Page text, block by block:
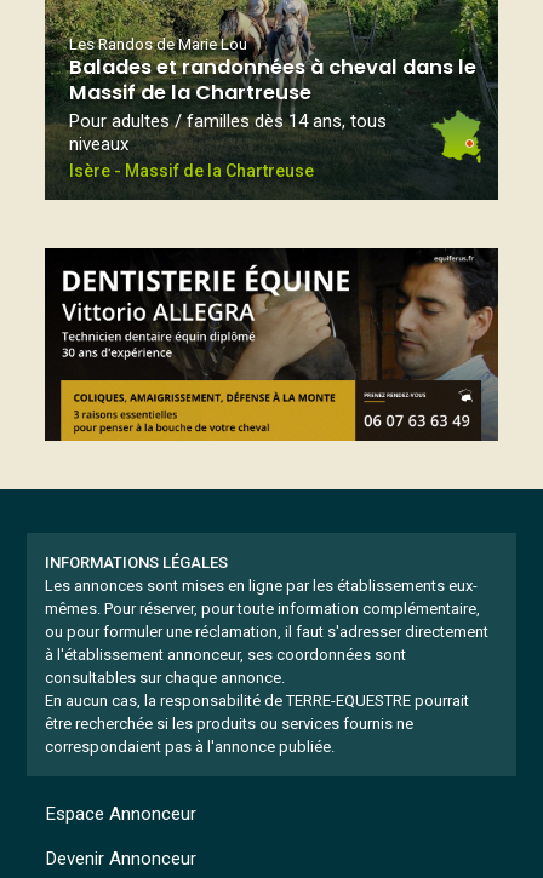
Les Randos de Marie Lou
Balades et randonnées à cheval dans le
Massif de la Chartreuse
Pour adultes / familles dès 14 ans, tous
niveaux
Isère - Massif de la Chartreuse
INFORMATIONS LÉGALES
Les annonces sont mises en ligne par les établissements eux-
mêmes. Pour réserver, pour toute information complémentaire,
ou pour formuler une réclamation, il faut s'adresser directement
à l'établissement annonceur, ses coordonnées sont
consultables sur chaque annonce.
En aucun cas, la responsabilité de TERRE-EQUESTRE pourrait
être recherchée si les produits ou services fournis ne
correspondaient pas à l'annonce publiée.
Espace Annonceur
Devenir Annonceur